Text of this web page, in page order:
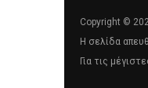
Copyright ©
Η σελίδα
Για τις